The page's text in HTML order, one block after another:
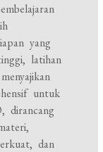
yang
latihan
untuk
dirancang
dan